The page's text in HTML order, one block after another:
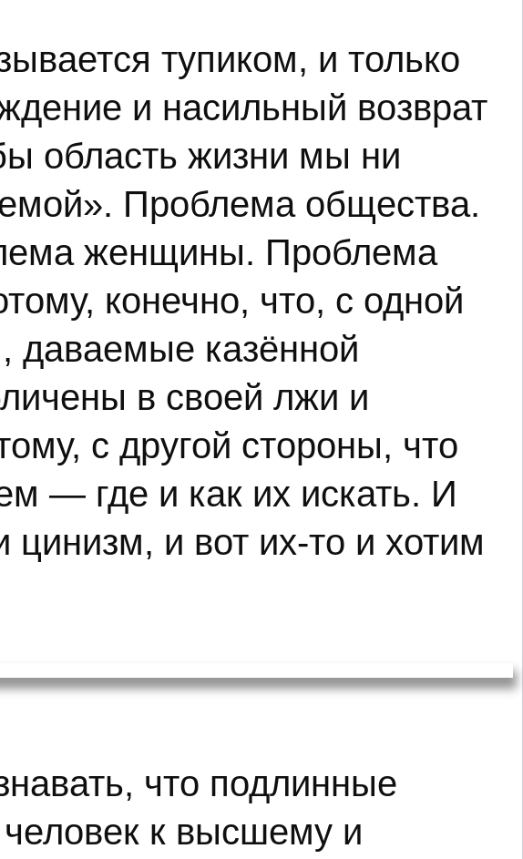
тупиком, и только
и насильный возврат
область жизни мы ни
Проблема общества.
женщины. Проблема
конечно, что, с одной
даваемые казённой
в своей лжи и
с другой стороны, что
— где и как их искать. И
и вот их-то и хотим
что подлинные
к высшему и